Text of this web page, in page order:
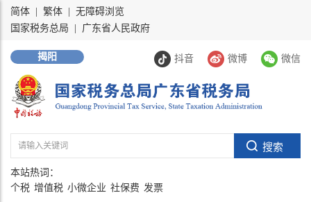
简体 繁体
无障碍浏览
国家税务总局
广东省人民政府
抖音 微博 微信
揭阳
本站热词：
个税 增值税 小微企业 社保费 发票